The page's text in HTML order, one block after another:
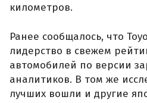
километров.
Ранее сообщалось, что
лидерство в свежем
автомобилей по версии
аналитиков. В том же
лучших вошли и другие